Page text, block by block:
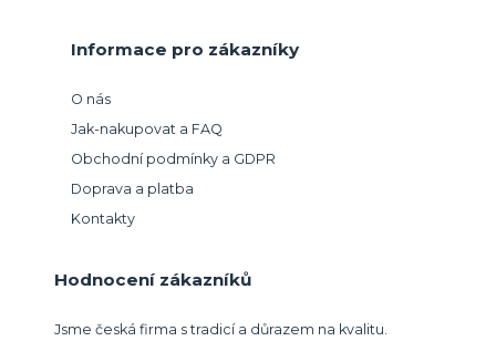
Informace pro zákazníky
O nás
Jak-nakupovat a FAQ
Obchodní podmínky a GDPR
Doprava a platba
Kontakty
Hodnocení zákazníků
Jsme česká firma s tradicí a důrazem na kvalitu.